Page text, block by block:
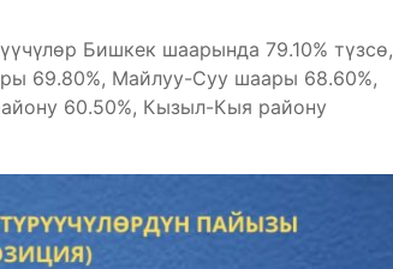
Бишкек шаарында 79.10% түзсө,
69.80%, Майлуу-Суу шаары 68.60%,
60.50%, Кызыл-Кыя району